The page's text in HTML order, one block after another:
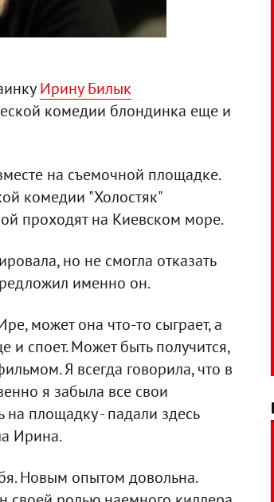
Ирину Билык
комедии блондинка еще и
на съемочной площадке.
комедии "Холостяк"
проходят на Киевском море.
но не смогла отказать
именно он.
может она что-то сыграет, а
и споет. Может быть получится,
Я всегда говорила, что в
я забыла все свои
площадку - падали здесь
Ирина.
Новым опытом довольна.